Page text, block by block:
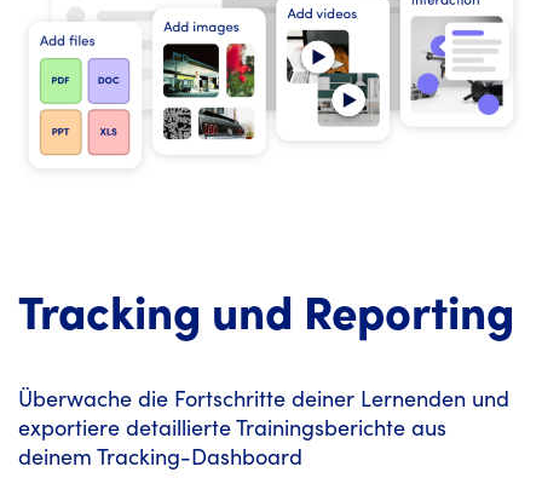
Tracking und Reporting
Überwache die Fortschritte deiner Lernenden und
exportiere detaillierte Trainingsberichte aus
deinem Tracking-Dashboard